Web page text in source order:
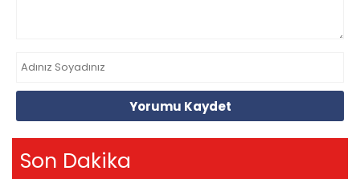
Yorumu Kaydet
Son Dakika